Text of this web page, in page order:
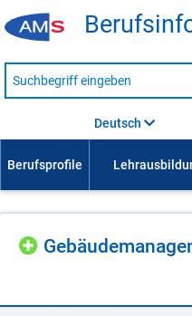
Suche
nach
Deutsch